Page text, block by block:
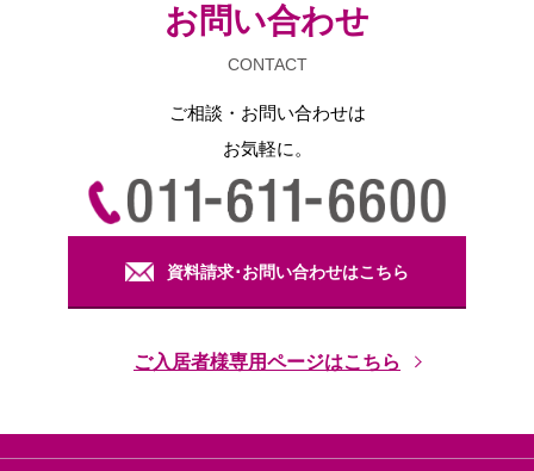
お問い合わせ
CONTACT
ご相談・お問い合わせは
お気軽に。
資料請求･お問い合わせはこちら
ご入居者様専用ページはこちら